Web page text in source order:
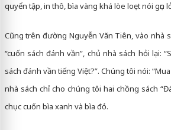
quyển tập, in thô, bìa vàng khá lòe loẹt nói gọn
Cũng trên đường Nguyễn Văn Tiên, vào nhà
“cuốn sách đánh vần”, chủ nhà sách hỏi lại:
sách đánh vần tiếng Việt?”. Chúng tôi nói:
nhà sách chỉ cho chúng tôi hai chồng sách
chục cuốn bìa xanh và bìa đỏ.